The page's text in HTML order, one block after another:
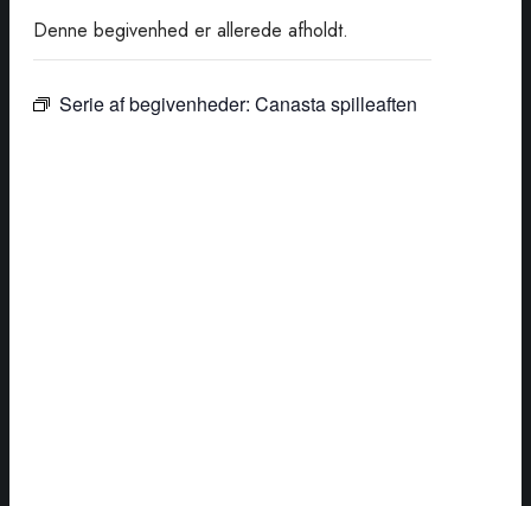
Denne begivenhed er allerede afholdt.
Serie af begivenheder: Canasta spilleaften